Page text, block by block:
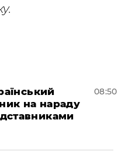
на нараду
08:50